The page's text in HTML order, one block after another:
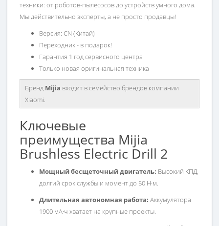
техники: от роботов-пылесосов до устройств умного дома.
Мы действительно эксперты, а не просто продавцы!
Версия: CN (Китай)
Переходник - в подарок!
Гарантия 1 год сервисного центра
Только новая оригинальная техника
Бренд Mijia входит в семейство брендов компании
Xiaomi.
Ключевые
преимущества Mijia
Brushless Electric Drill 2
Мощный бесщеточный двигатель: Высокий КПД,
долгий срок службы и момент до 50 Н·м.
Длительная автономная работа: Аккумулятора
1900 мА·ч хватает на крупные проекты.